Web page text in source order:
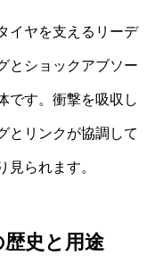
イヤを支えるリーデ
とショックアブソー
です。衝撃を吸収し
とリンクが協調して
見られます。
史と用途